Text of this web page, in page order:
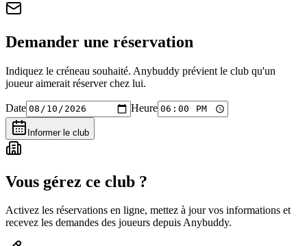
Demander une réservation
Indiquez le créneau souhaité. Anybuddy prévient le club qu'un
joueur aimerait réserver chez lui.
Date Heure
Informer le club
Vous gérez ce club ?
Activez les réservations en ligne, mettez à jour vos informations et
recevez les demandes des joueurs depuis Anybuddy.